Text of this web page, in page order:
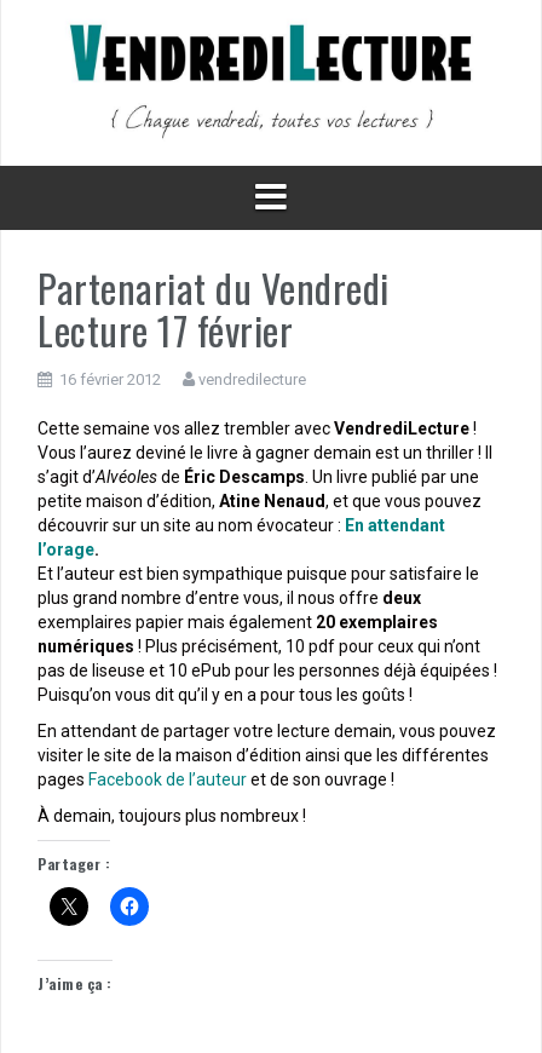
Partenariat du Vendredi
Lecture 17 février
16 février 2012 vendredilecture
Cette semaine vos allez trembler avecVendrediLecture!
Vous l’aurez deviné le livre à gagner demain est un thriller ! Il
s’agit d’Alvéolesde Éric Descamps . Un livre publié par une
petite maison d’édition, Atine Nenaud, et que vous pouvez
découvrir sur un site au nom évocateur : En attendant
l’orage.
Et l’auteur est bien sympathique puisque pour satisfaire le
plus grand nombre d’entre vous, il nous offre deux
exemplaires papier mais également 20 exemplaires
numériques ! Plus précisément, 10 pdf pour ceux qui n’ont
pas de liseuse et 10 ePub pour les personnes déjà équipées !
Puisqu’on vous dit qu’il y en a pour tous les goûts !
En attendant de partager votre lecture demain, vous pouvez
visiter le site de la maison d’édition ainsi que les différentes
pages Facebook de l’auteuret de son ouvrage !
À demain, toujours plus nombreux !
Partager :
J’aime ça :